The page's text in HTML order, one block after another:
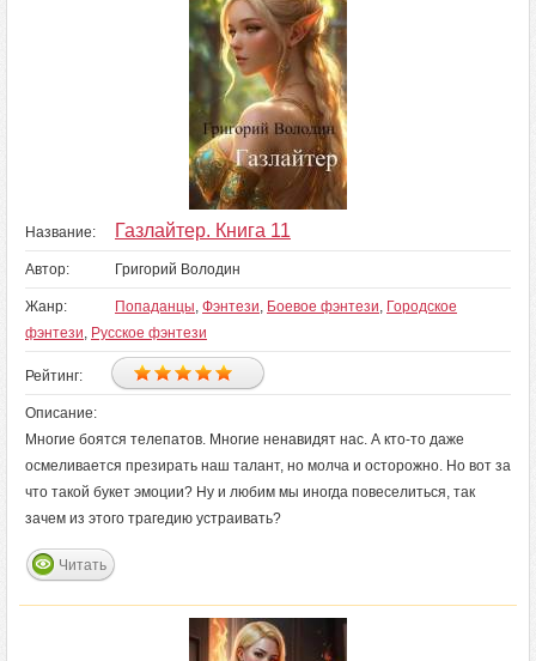
Название: Газлайтер. Книга 11
Автор: Григорий Володин
Жанр: Попаданцы, Фэнтези, Боевое фэнтези, Городское
фэнтези, Русское фэнтези
Рейтинг:
Описание:
Многие боятся телепатов. Многие ненавидят нас. А кто-то даже
осмеливается презирать наш талант, но молча и осторожно. Но вот за
что такой букет эмоции? Ну и любим мы иногда повеселиться, так
зачем из этого трагедию устраивать?
Читать